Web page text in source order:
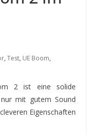
, Test, UE Boom,
2 ist eine solide
mit gutem Sound
Eigenschaften